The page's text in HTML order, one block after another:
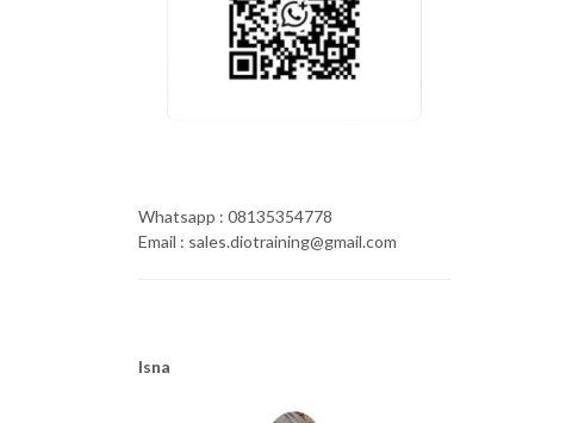
Whatsapp : 08135354778
Email : sales.diotraining@gmail.com
Isna